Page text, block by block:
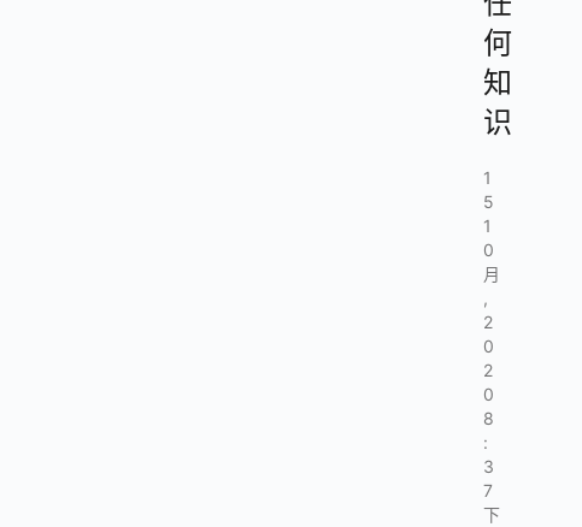
何
知
识
1
5
1
0
月
,
2
0
2
0
8
:
3
7
下